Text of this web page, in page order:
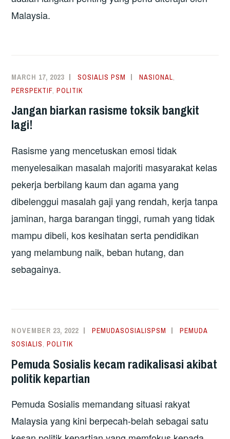
Malaysia.
MARCH 17, 2023 SOSIALIS PSM NASIONAL,
PERSPEKTIF,POLITIK
Jangan biarkan rasisme toksik bangkit
lagi!
Rasisme yang mencetuskan emosi tidak
menyelesaikan masalah majoriti masyarakat kelas
pekerja berbilang kaum dan agama yang
dibelenggui masalah gaji yang rendah, kerja tanpa
jaminan, harga barangan tinggi, rumah yang tidak
mampu dibeli, kos kesihatan serta pendidikan
yang melambung naik, beban hutang, dan
sebagainya.
NOVEMBER 23, 2022 PEMUDASOSIALISPSM
PEMUDA
SOSIALIS,POLITIK
Pemuda Sosialis kecam radikalisasi akibat
politik kepartian
Pemuda Sosialis memandang situasi rakyat
Malaysia yang kini berpecah-belah sebagai satu